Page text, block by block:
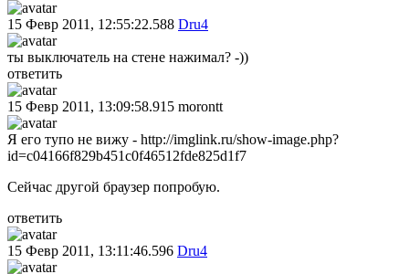
15 Февр 2011, 12:55:22.588 Dru4
ты выключатель на стене нажимал? -))
ответить
15 Февр 2011, 13:09:58.915 morontt
Я его тупо не вижу - http://imglink.ru/show-image.php?
id=c04166f829b451c0f46512fde825d1f7
Сейчас другой браузер попробую.
ответить
15 Февр 2011, 13:11:46.596 Dru4